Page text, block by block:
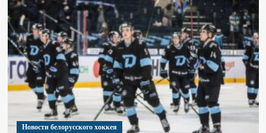
Новости белорусского хоккея